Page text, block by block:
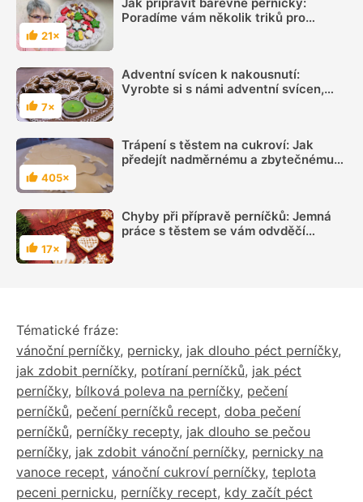
Hodnocení
21×
Poradíme vám několik triků pro
Hodnocení
7×
Adventní svícen k nakousnutí:
Vyrobte si s námi adventní svícen,
Hodnocení
405×
Trápení s těstem na cukroví: Jak
předejít nadměrnému a zbytečnému
Hodnocení
17×
Chyby při přípravě perníčků: Jemná
práce s těstem se vám odvděčí
Tématické fráze:
vánoční perníčky, pernicky, jak dlouho péct perníčky,
jak zdobit perníčky, potíraní perníčků, jak péct
perníčky, bílková poleva na perníčky, pečení
perníčků, pečení perníčků recept, doba pečení
perníčků, perníčky recepty, jak dlouho se pečou
perníčky, jak zdobit vánoční perníčky, pernicky na
vanoce recept, vánoční cukroví perníčky, teplota
peceni pernicku, perníčky recept, kdy začít péct